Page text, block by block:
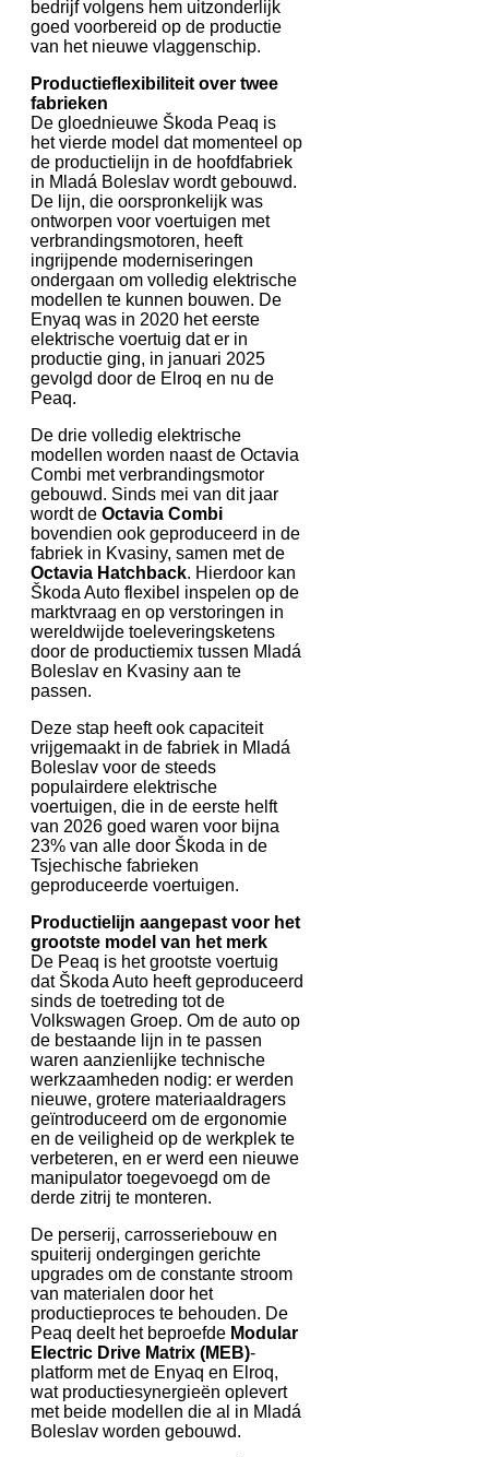
bedrijf volgens hem uitzonderlijk
goed voorbereid op de productie
van het nieuwe vlaggenschip.
Productieflexibiliteit over twee
fabrieken
De gloednieuwe Škoda Peaq is
het vierde model dat momenteel op
de productielijn in de hoofdfabriek
in Mladá Boleslav wordt gebouwd.
De lijn, die oorspronkelijk was
ontworpen voor voertuigen met
verbrandingsmotoren, heeft
ingrijpende moderniseringen
ondergaan om volledig elektrische
modellen te kunnen bouwen. De
Enyaq was in 2020 het eerste
elektrische voertuig dat er in
productie ging, in januari 2025
gevolgd door de Elroq en nu de
Peaq.
De drie volledig elektrische
modellen worden naast de Octavia
Combi met verbrandingsmotor
gebouwd. Sinds mei van dit jaar
wordt de Octavia Combi
bovendien ook geproduceerd in de
fabriek in Kvasiny, samen met de
Octavia Hatchback. Hierdoor kan
Škoda Auto flexibel inspelen op de
marktvraag en op verstoringen in
wereldwijde toeleveringsketens
door de productiemix tussen Mladá
Boleslav en Kvasiny aan te
passen.
Deze stap heeft ook capaciteit
vrijgemaakt in de fabriek in Mladá
Boleslav voor de steeds
populairdere elektrische
voertuigen, die in de eerste helft
van 2026 goed waren voor bijna
23% van alle door Škoda in de
Tsjechische fabrieken
geproduceerde voertuigen.
Productielijn aangepast voor het
grootste model van het merk
De Peaq is het grootste voertuig
dat Škoda Auto heeft geproduceerd
sinds de toetreding tot de
Volkswagen Groep. Om de auto op
de bestaande lijn in te passen
waren aanzienlijke technische
werkzaamheden nodig: er werden
nieuwe, grotere materiaaldragers
geïntroduceerd om de ergonomie
en de veiligheid op de werkplek te
verbeteren, en er werd een nieuwe
manipulator toegevoegd om de
derde zitrij te monteren.
De perserij, carrosseriebouw en
spuiterij ondergingen gerichte
upgrades om de constante stroom
van materialen door het
productieproces te behouden. De
Peaq deelt het beproefde Modular
Electric Drive Matrix (MEB)-
platform met de Enyaq en Elroq,
wat productiesynergieën oplevert
met beide modellen die al in Mladá
Boleslav worden gebouwd.